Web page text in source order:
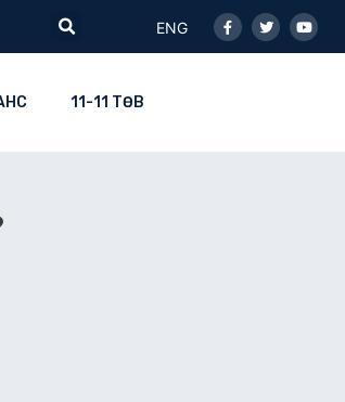
Search
ENG
f
11-11 ТӨВ